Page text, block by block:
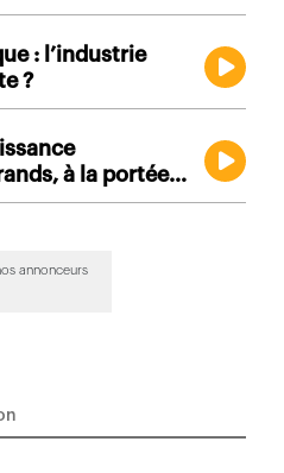
les impacts
: l’industrie
?
à la portée
annonceurs